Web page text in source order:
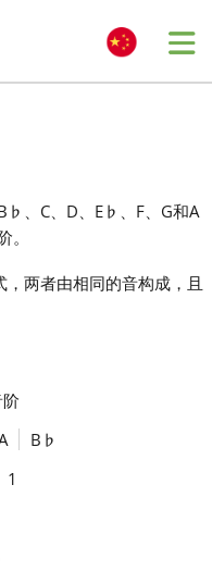
♭ 、C、D、E ♭ 、F、G和A
两者由相同的音构成，且
B ♭
1